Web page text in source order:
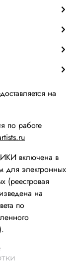
на
по работе
включена в
для электронных
(реестровая
на
по